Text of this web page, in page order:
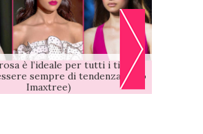
Articolo salvato
LA
LIST
ACQUISTA
è l’ideale per tutti i tipi di
sempre di tendenza (foto
Imaxtree)